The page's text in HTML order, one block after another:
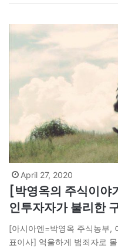
April 27, 2020
[박영옥의 주식이야
인투자자가 불리한
[아시아엔=박영옥 주식농부,
표이사] 억울하게 범죄자로